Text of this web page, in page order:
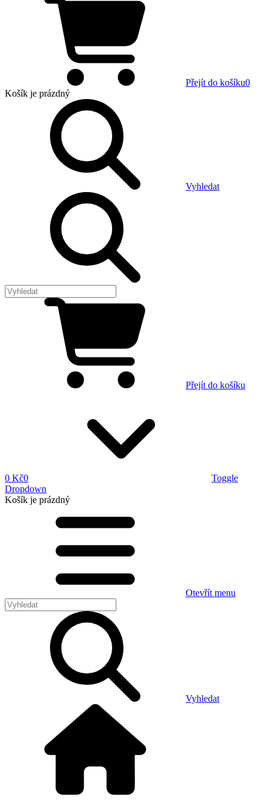
Přejít do košíku0
Košík je prázdný
Vyhledat
Přejít do košíku
0 Kč0
Toggle
Dropdown
Košík je prázdný
Otevřít menu
Vyhledat